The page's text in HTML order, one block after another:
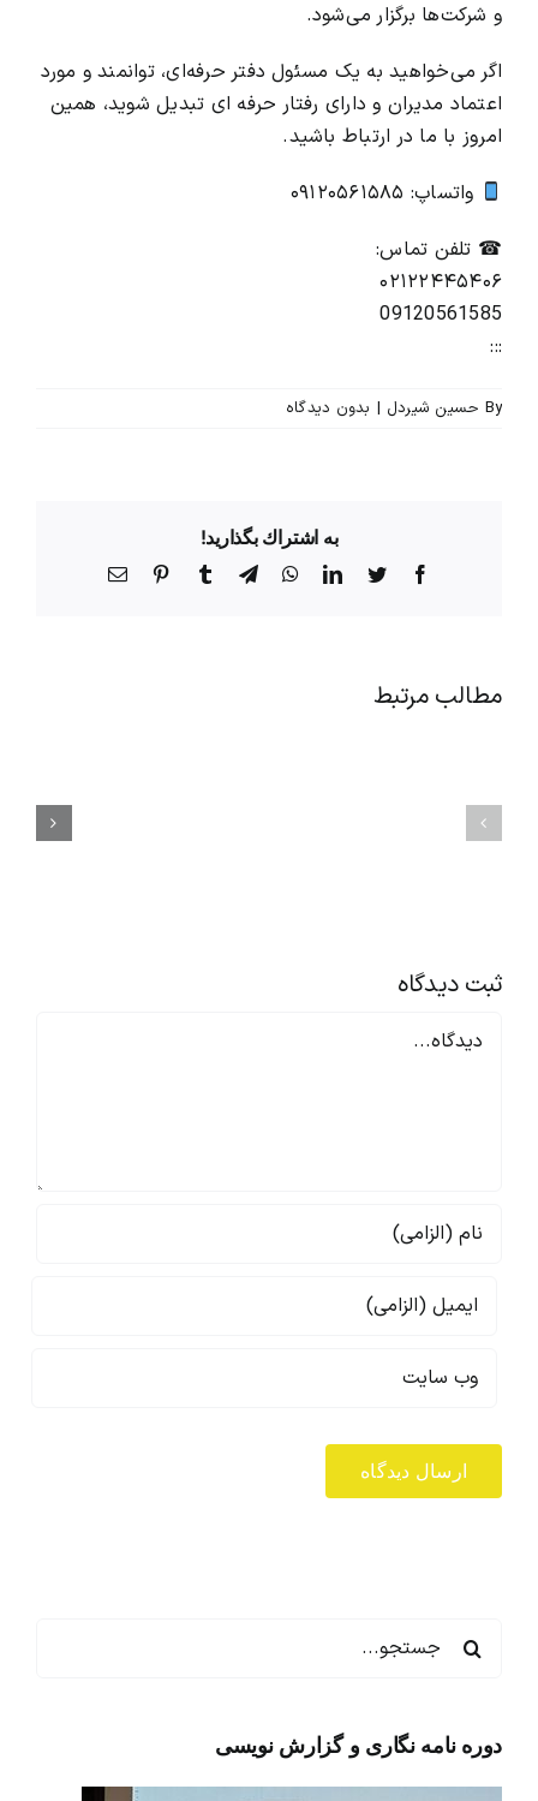
و شرکت‌ها برگزار می‌شود.
اگر می‌خواهید به یک مسئول دفتر حرفه‌ای، توانمند و مورد
اعتماد مدیران و دارای رفتار حرفه ای تبدیل شوید، همین
امروز با ما در ارتباط باشید.
واتساپ: ۰۹۱۲۰۵۶۱۵۸۵
☎ تلفن تماس:
۰۲۱۲۲۴۴۵۴۰۶
09120561585
:::
By حسین شیردل | بدون ديدگاه
به اشتراك بگذاريد!
Facebook
Twitter
LinkedIn
WhatsApp
Telegram
Tumblr
Pinterestپست
مطالب مرتبط
ثبت ديدگاه
Comment
برای:
دوره نامه نگاری و گزارش نویسی